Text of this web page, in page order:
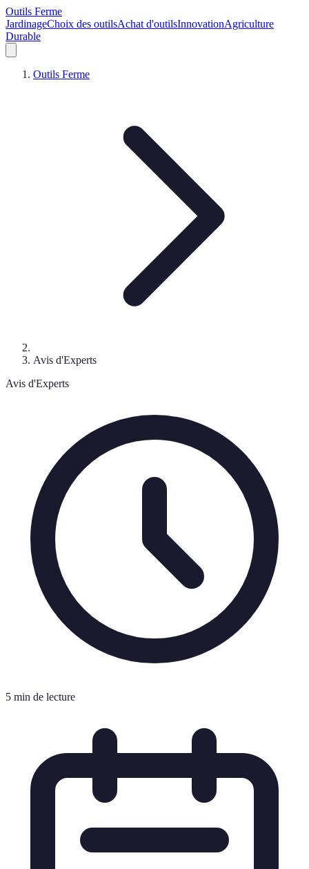
Outils Ferme
JardinageChoix des outilsAchat d'outilsInnovationAgriculture
Durable
Outils Ferme
Avis d'Experts
Avis d'Experts
5 min de lecture